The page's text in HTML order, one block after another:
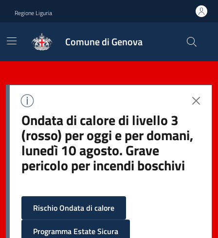
Regione Liguria
Comune di Genova
Ondata di calore di livello 3
(rosso) per oggi e per domani,
lunedì 10 agosto. Grave
pericolo per incendi boschivi
Rischio Ondata di calore
Programma Estate Sicura